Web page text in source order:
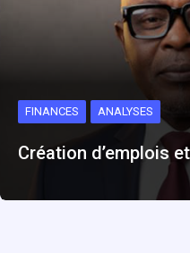
FINANCES ANALYSES
Création d’emplois